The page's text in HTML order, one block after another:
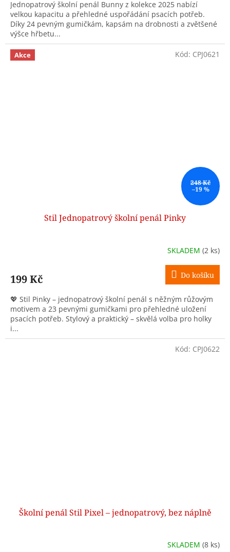
Jednopatrový školní penál Bunny z kolekce 2025 nabízí
velkou kapacitu a přehledné uspořádání psacích potřeb.
Díky 24 pevným gumičkám, kapsám na drobnosti a zvětšené
výšce hřbetu...
Akce
248 Kč
–19 %
Stil Jednopatrový školní penál Pinky
SKLADEM (2 ks)
199 Kč Do košíku
💖 Stil Pinky – jednopatrový školní penál s něžným růžovým
motivem a 23 pevnými gumičkami pro přehledné uložení
psacích potřeb. Stylový a praktický – skvělá volba pro holky
i...
Kód: CPJ0621
Školní penál Stil Pixel – jednopatrový, bez náplně
SKLADEM (8 ks)
Kód: CPJ0622